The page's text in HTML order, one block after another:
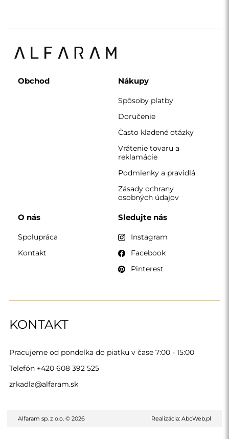
KONTAKT
Pracujeme od pondelka do piatku v čase 7:00 - 15:00
Telefón +420 608 392 525
zrkadla@alfaram.sk
Obchod Nákupy
Spôsoby platby
Doručenie
Často kladené otázky
Vrátenie tovaru a
reklamácie
Podmienky a pravidlá
Zásady ochrany
osobných údajov
O nás
Spolupráca
Kontakt
Sledujte nás
Instagram
Facebook
Pinterest
Alfaram sp. z o.o. © 2026 Realizácia: AbcWeb.pl